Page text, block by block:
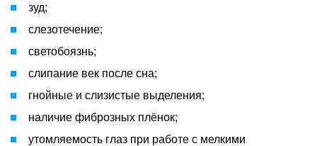
зуд;
слезотечение;
светобоязнь;
слипание век после сна;
гнойные и слизистые выделения;
наличие фиброзных плёнок;
утомляемость глаз при работе с мелкими